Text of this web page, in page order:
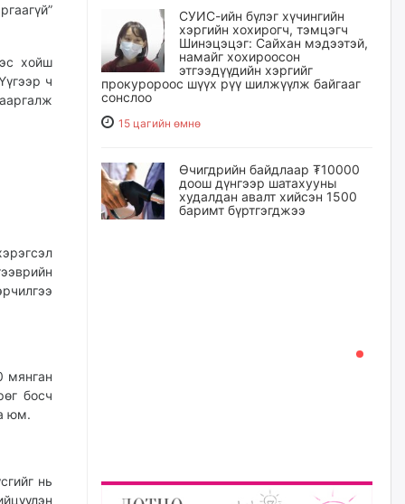
хойш
ч
мянган
босч
юм.
нь
СУИС-ийн бүлэг хүчингийн
хэргийн хохирогч, тэмцэгч
Шинэцэцэг: Сайхан мэдээтэй,
намайг хохироосон
этгээдүүдийн хэргийг
прокуророос шүүх рүү шилжүүлж байгааг
сонслоо
15 цагийн өмнө
Өчигдрийн байдлаар ₮10000
доош дүнгээр шатахууны
худалдан авалт хийсэн 1500
баримт бүртгэгджээ